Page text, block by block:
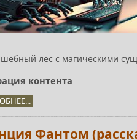
лес с магическими
контента
Фантом